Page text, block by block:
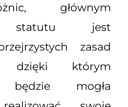
głównym
statutu jest
zasad
dzięki którym
będzie mogła